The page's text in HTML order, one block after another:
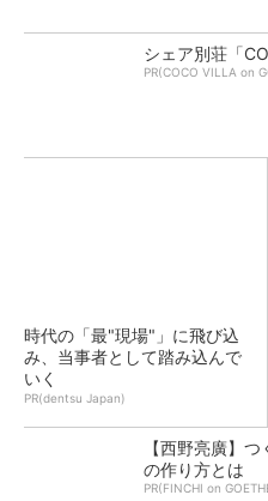
シェア別荘「
PR(COCO VILLA on
時代の「最"現場"」に飛び込
み、当事者として踏み込んで
いく
PR(dentsu Japan)
【西野亮廣】
の作り方とは
PR(FINCHI on